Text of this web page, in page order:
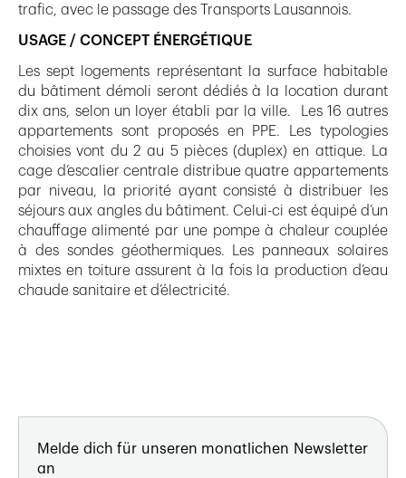
trafic, avec le passage des Transports Lausannois.
USAGE / CONCEPT ÉNERGÉTIQUE
Les sept logements représentant la surface habitable
du bâtiment démoli seront dédiés à la location durant
dix ans, selon un loyer établi par la ville. Les 16 autres
appartements sont proposés en PPE. Les typologies
choisies vont du 2 au 5 pièces (duplex) en attique. La
cage d’escalier centrale distribue quatre appartements
par niveau, la priorité ayant consisté à distribuer les
séjours aux angles du bâtiment. Celui-ci est équipé d’un
chauffage alimenté par une pompe à chaleur couplée
à des sondes géothermiques. Les panneaux solaires
mixtes en toiture assurent à la fois la production d’eau
chaude sanitaire et d’électricité.
Melde dich für unseren monatlichen Newsletter
an